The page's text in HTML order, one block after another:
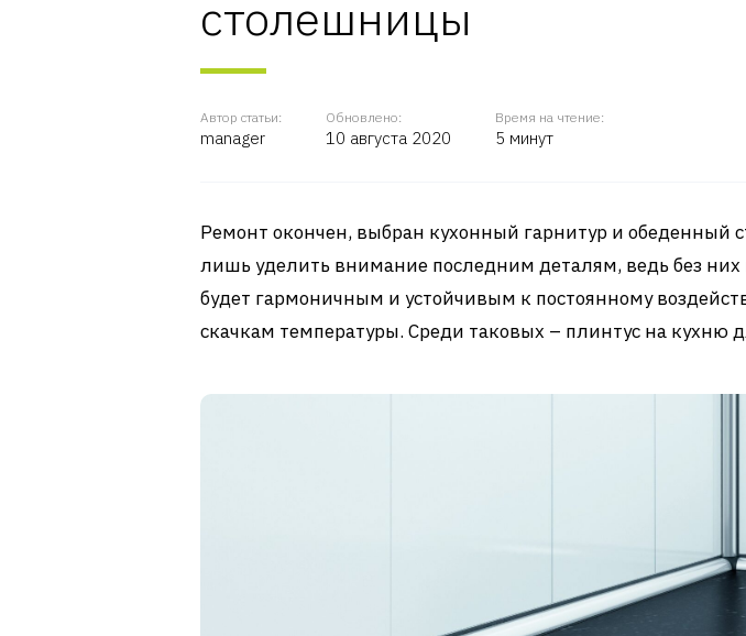
столешницы
Автор статьи:
manager
Обновлено:
10 августа 2020
Время на чтение:
5 минут
Ремонт окончен, выбран кухонный гарнитур и обеденный
лишь уделить внимание последним деталям, ведь без
будет гармоничным и устойчивым к постоянному
скачкам температуры. Среди таковых – плинтус на кухню